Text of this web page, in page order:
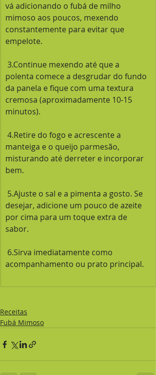
vá adicionando o fubá de milho
mimoso aos poucos, mexendo
constantemente para evitar que
empelote.
polenta comece a desgrudar do fundo
da panela e fique com uma textura
cremosa (aproximadamente 10-15
minutos).
manteiga e o queijo parmesão,
misturando até derreter e incorporar
bem.
desejar, adicione um pouco de azeite
por cima para um toque extra de
sabor.
acompanhamento ou prato principal.
Receitas
Fubá Mimoso